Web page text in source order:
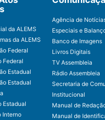
da ALEMS
da ALEMS
Federal
Federal
Estadual
Estadual
Estadual
Interno
Agência de
Especiais e
Banco de Imagens
Livros Digitais
TV Assembleia
Rádio Assembleia
Secretaria de
Institucional
Manual de
Manual de